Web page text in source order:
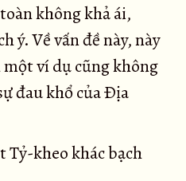
không khả ái,
ý. Về vấn đề này, này
một ví dụ cũng không
đau khổ của Ðịa
Tỷ-kheo khác bạch